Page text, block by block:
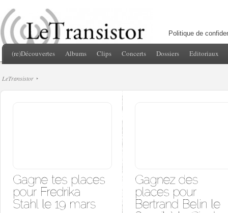
Politique de
(re)Découvertes Albums Clips Concerts Dossiers Editoriaux
LeTransistor